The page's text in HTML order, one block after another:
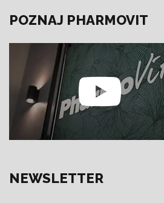
POZNAJ PHARMOVIT
NEWSLETTER